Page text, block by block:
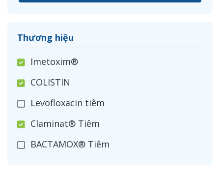
Thương hiệu
Imetoxim®
COLISTIN
Levofloxacin tiêm
Claminat® Tiêm
BACTAMOX® Tiêm